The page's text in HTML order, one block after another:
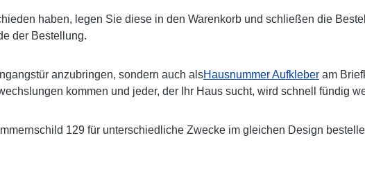
haben, legen Sie diese in den Warenkorb und schließen die
der Bestellung.
anzubringen, sondern auch alsHausnummer Aufkleber am
kommen und jeder, der Ihr Haus sucht, wird schnell fündig
129 für unterschiedliche Zwecke im gleichen Design